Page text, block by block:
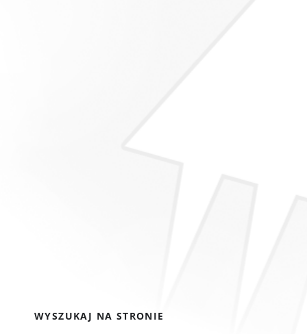
WYSZUKAJ NA STRONIE